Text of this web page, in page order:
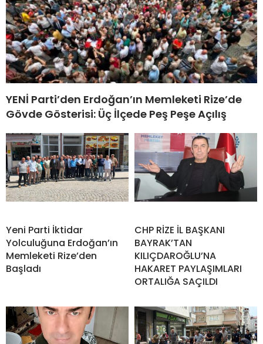
YENİ Parti’den Erdoğan’ın Memleketi Rize’de
Gövde Gösterisi: Üç İlçede Peş Peşe Açılış
Yeni Parti İktidar
Yolculuğuna Erdoğan’ın
Memleketi Rize’den
Başladı
CHP RİZE İL BAŞKANI
BAYRAK’TAN
KILIÇDAROĞLU’NA
HAKARET PAYLAŞIMLARI
ORTALIĞA SAÇILDI